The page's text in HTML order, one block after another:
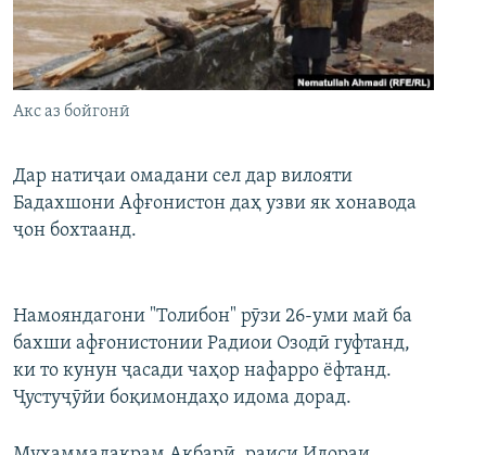
ГУЗОРИШҲОИ РАДИОӢ
Русский
Ҳамаи сомонаҳои RFE/RL
Акс аз бойгонӣ
Дар натиҷаи омадани сел дар вилояти
Бадахшони Афғонистон даҳ узви як хонавода
ҷон бохтаанд.
Намояндагони "Толибон" рӯзи 26-уми май ба
бахши афғонистонии Радиои Озодӣ гуфтанд,
ки то кунун ҷасади чаҳор нафарро ёфтанд.
Ҷустуҷӯйи боқимондаҳо идома дорад.